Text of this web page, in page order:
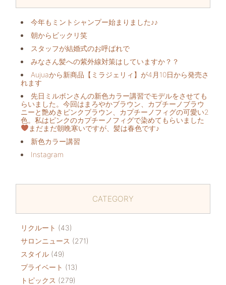
今年もミントシャンプー始まりました♪♪
朝からビックリ️笑
スタッフが結婚式のお呼ばれで
みなさん髪への紫外線対策はしていますか？？
Aujuaから新商品【ミラジェリィ】が4月10日から発売さ
れます
先日ミルボンさんの新色カラー講習でモデルをさせても
らいました。今回はまろやかブラウン、カプチーノブラウ
ニーと艶めきピンクブラウン、カプチーノフィグの可愛い2
色。私はピンクのカプチーノフィグで染めてもらいました
まだまだ朝晩寒いですが、髪は春色です♪
新色カラー講習
Instagram
CATEGORY
リクルート (43)
サロンニュース (271)
スタイル (49)
プライベート (13)
トピックス (279)